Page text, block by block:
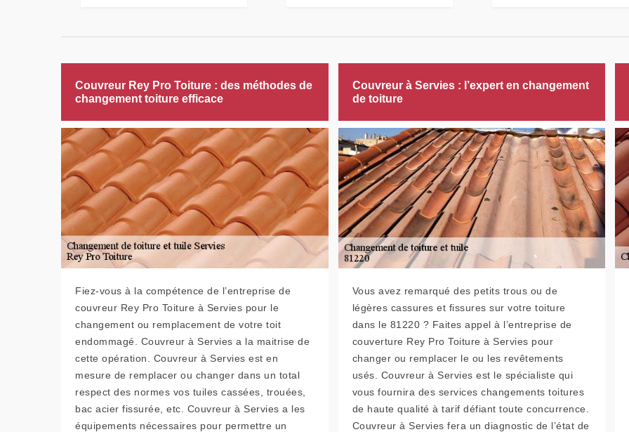
Couvreur Rey Pro Toiture : des méthodes de
changement toiture efficace
Fiez-vous à la compétence de l’entreprise de
couvreur Rey Pro Toiture à Servies pour le
changement ou remplacement de votre toit
endommagé. Couvreur à Servies a la maitrise de
cette opération. Couvreur à Servies est en
mesure de remplacer ou changer dans un total
respect des normes vos tuiles cassées, trouées,
bac acier fissurée, etc. Couvreur à Servies a les
équipements nécessaires pour permettre un
Couvreur à Servies : l’expert en changement
de toiture
Vous avez remarqué des petits trous ou de
légères cassures et fissures sur votre toiture
dans le 81220 ? Faites appel à l’entreprise de
couverture Rey Pro Toiture à Servies pour
changer ou remplacer le ou les revêtements
usés. Couvreur à Servies est le spécialiste qui
vous fournira des services changements toitures
de haute qualité à tarif défiant toute concurrence.
Couvreur à Servies fera un diagnostic de l’état de